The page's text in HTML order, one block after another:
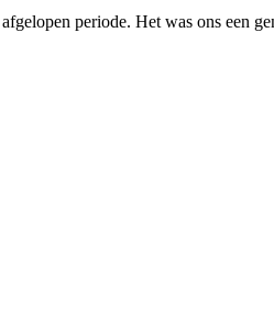
periode. Het was ons een